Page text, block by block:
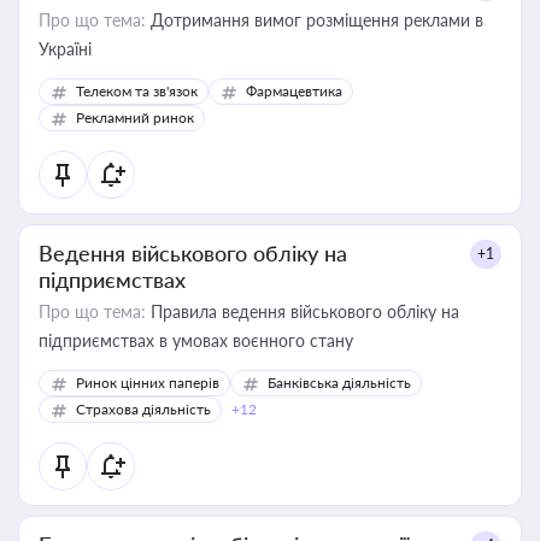
Про що тема: Дотримання вимог розміщення реклами в
Україні
Телеком та зв'язок
Фармацевтика
Рекламний ринок
Ведення військового обліку на
підприємствах
+1
Про що тема: Правила ведення військового обліку на
підприємствах в умовах воєнного стану
Ринок цінних паперів
Банківська діяльність
Страхова діяльність
+12